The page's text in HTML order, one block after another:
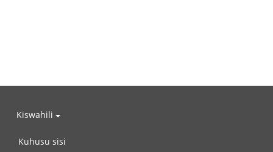
Kiswahili
Kuhusu sisi